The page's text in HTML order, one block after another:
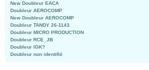
New Doubleur EACA
Doubleur AEROCOMP
New Doubleur AEROCOMP
Doubleur TANDY 26-1143
Doubleur MICRO PRODUCTION
Doubleur RCE_JB
Doubleur IGK?
Doubleur non identifié